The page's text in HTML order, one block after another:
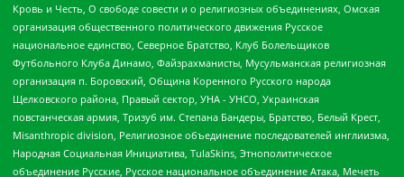
Кровь и Честь, О свободе совести и о религиозных объединениях, Омская
организация общественного политического движения Русское
национальное единство, Северное Братство, Клуб Болельщиков
Футбольного Клуба Динамо, Файзрахманисты, Мусульманская религиозная
организация п. Боровский, Община Коренного Русского народа
Щелковского района, Правый сектор, УНА - УНСО, Украинская
повстанческая армия, Тризуб им. Степана Бандеры, Братство, Белый Крест,
Misanthropic division, Религиозное объединение последователей инглиизма,
Народная Социальная Инициатива, TulaSkins, Этнополитическое
объединение Русские, Русское национальное объединение Атака, Мечеть